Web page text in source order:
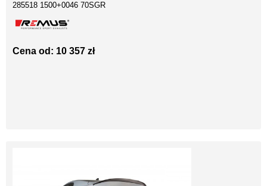
285518 1500+0046 70SGR
Cena od: 10 357 zł